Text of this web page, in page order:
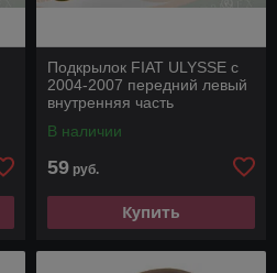
Подкрылок FIAT ULYSSE с
2004-2007 передний левый
внутренняя часть
В наличии
59 руб.
Купить